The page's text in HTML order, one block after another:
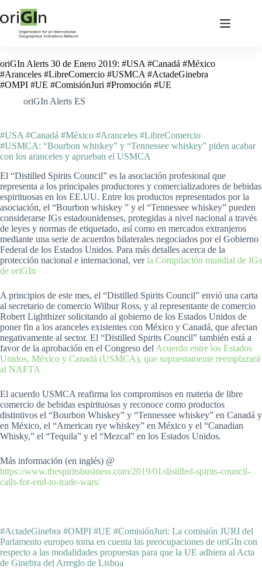
oriGIn Alerts 30 de Enero 2019: #USA #Canadá #México
#Aranceles #LibreComercio #USMCA #ActadeGinebra
#OMPI #UE #ComisiónJuri #Promoción #UE
oriGIn Alerts ES
#USA #Canadá #México #Aranceles #LibreComercio
#USMCA: “Bourbon whiskey” y “Tennessee whiskey” piden acabar
con los aranceles y aprueban el USMCA
El “Distilled Spirits Council” es la asociación profesional que
representa a los principales productores y comercializadores de bebidas
espirituosas en los EE.UU. Entre los productos representados por la
asociación, el “Bourbon whiskey ” y el “Tennessee whiskey” pueden
considerarse IGs estadounidenses, protegidas a nivel nacional a través
de leyes y normas de etiquetado, así como en mercados extranjeros
mediante una serie de acuerdos bilaterales negociados por el Gobierno
Federal de los Estados Unidos. Para más detalles acerca de la
protección nacional e internacional, verla Compilación mundial de IGs
de oriGIn
A principios de este mes, el “Distilled Spirits Council” envió una carta
al secretario de comercio Wilbur Ross, y al representante de comercio
Robert Lighthizer solicitando al gobierno de los Estados Unidos de
poner fin a los aranceles existentes con México y Canadá, que afectan
negativamente al sector. El “Distilled Spirits Council” también está a
favor de la aprobación en el Congreso del Acuerdo entre los Estados
Unidos, México y Canadá (USMCA), que supuestamente reemplazará
al NAFTA
El acuerdo USMCA reafirma los compromisos en materia de libre
comercio de bebidas espirituosas y reconoce como productos
distintivos el “Bourbon Whiskey” y “Tennessee whiskey” en Canadá y
en México, el “American rye whiskey” en México y el “Canadian
Whisky,” el “Tequila” y el “Mezcal” en los Estados Unidos.
Más información (en inglés) @
https://www.thespiritsbusiness.com/2019/01/distilled-spirits-council-
calls-for-end-to-trade-wars/
#ActadeGinebra #OMPI #UE #ComisiónJuri: La comisión JURI del
Parlamento europeo toma en cuenta las preocupaciones de oriGIn con
respecto a las modalidades propuestas para que la UE adhiera al Acta
de Ginebra del Arreglo de Lisboa